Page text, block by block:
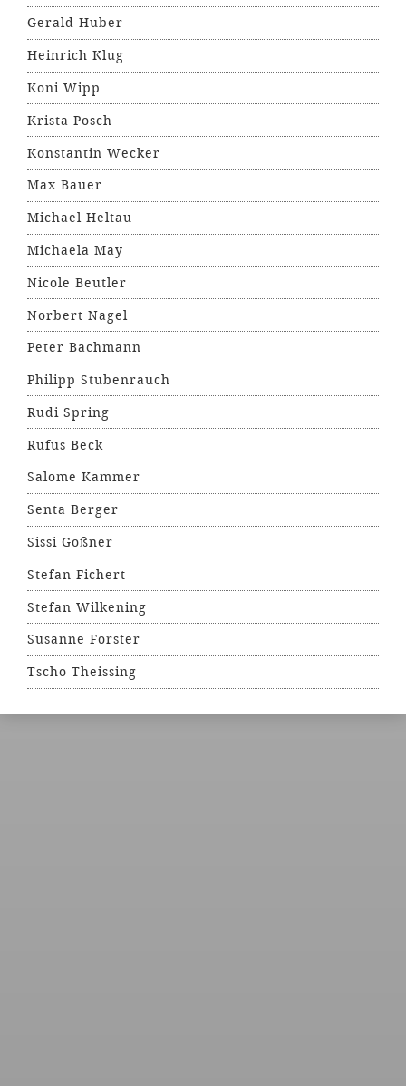
Gerald Huber
Heinrich Klug
Koni Wipp
Krista Posch
Konstantin Wecker
Max Bauer
Michael Heltau
Michaela May
Nicole Beutler
Norbert Nagel
Peter Bachmann
Philipp Stubenrauch
Rudi Spring
Rufus Beck
Salome Kammer
Senta Berger
Sissi Goßner
Stefan Fichert
Stefan Wilkening
Susanne Forster
Tscho Theissing